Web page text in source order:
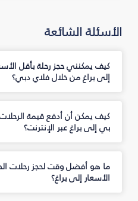
الأسئلة الشائعة
كيف يمكنني حجز رحلة بأقل
إلى براغ من خلال فلاي دبي؟
كيف يمكن أن أدفع قيمة
بي إلى براغ عبر الإنترنت؟
ما هو أفضل وقت لحجز رحلات
الأسعار إلى براغ؟